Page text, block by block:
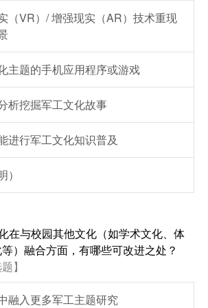
（VR）/ 增强现实（AR）技术重现
主题的手机应用程序或游戏
析挖掘军工文化故事
进行军工文化知识普及
在与校园其他文化（如学术文化、体
）融合方面，有哪些可改进之处？
】
融入更多军工主题研究